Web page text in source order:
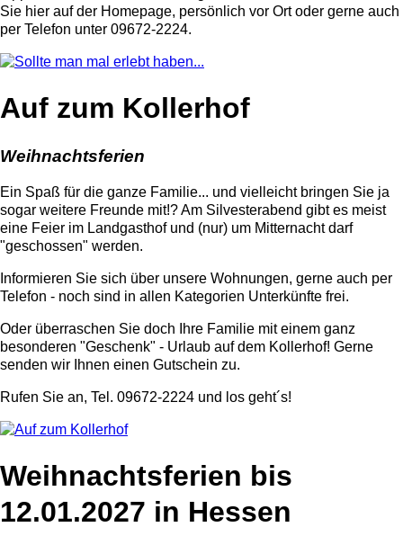
Sie hier auf der Homepage, persönlich vor Ort oder gerne auch
per Telefon unter 09672-2224.
Auf zum Kollerhof
Weihnachtsferien
Ein Spaß für die ganze Familie... und vielleicht bringen Sie ja
sogar weitere Freunde mit!? Am Silvesterabend gibt es meist
eine Feier im Landgasthof und (nur) um Mitternacht darf
"geschossen" werden.
Informieren Sie sich über unsere Wohnungen, gerne auch per
Telefon - noch sind in allen Kategorien Unterkünfte frei.
Oder überraschen Sie doch Ihre Familie mit einem ganz
besonderen "Geschenk" - Urlaub auf dem Kollerhof! Gerne
senden wir Ihnen einen Gutschein zu.
Rufen Sie an, Tel. 09672-2224 und los geht´s!
Weihnachtsferien bis
12.01.2027 in Hessen